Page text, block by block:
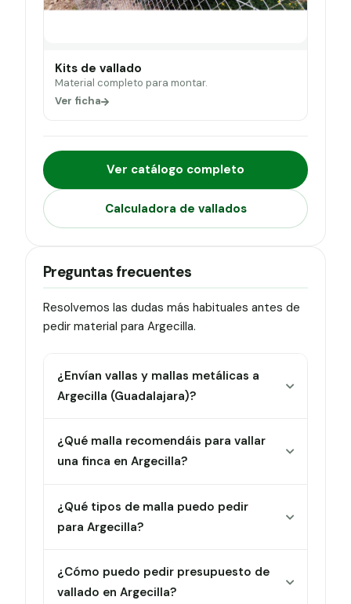
Kits de vallado
Material completo para montar.
Ver ficha
Ver catálogo completo
Calculadora de vallados
Preguntas frecuentes
Resolvemos las dudas más habituales antes de
pedir material para Argecilla.
¿Envían vallas y mallas metálicas a
Argecilla (Guadalajara)?
¿Qué malla recomendáis para vallar
una finca en Argecilla?
¿Qué tipos de malla puedo pedir
para Argecilla?
¿Cómo puedo pedir presupuesto de
vallado en Argecilla?